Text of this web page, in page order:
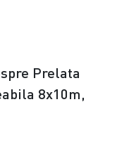
Prelata
8x10m,